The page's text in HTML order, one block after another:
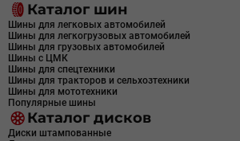
Каталог шин
Шины для легковых автомобилей
Шины для легкогрузовых автомобилей
Шины для грузовых автомобилей
Шины с ЦМК
Шины для спецтехники
Шины для тракторов и сельхозтехники
Шины для мототехники
Популярные шины
Каталог дисков
Диски штампованные